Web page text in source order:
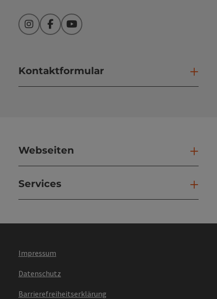
InstagramFacebookYouTube
Kontaktformular
Webseiten
Services
Impressum
Datenschutz
Barrierefreiheitserklärung